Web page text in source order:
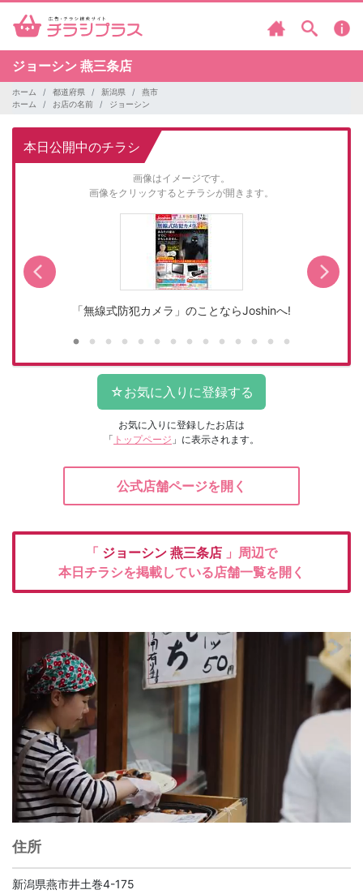
ジョーシン 燕三条店
ホーム 都道府県 新潟県
燕市
ホーム
お店の名前 ジョーシン
本日公開中のチラシ
画像はイメージです。
画像をクリックするとチラシが開きます。
「無線式防犯カメラ」のことならJoshinへ!
お気に入りに登録したお店は
「 トップページ 」に表示されます。
公式店舗ページを開く
「 ジョーシン 燕三条店 」周辺で
本日チラシを掲載している店舗一覧を開く
住所
新潟県燕市井土巻4-175